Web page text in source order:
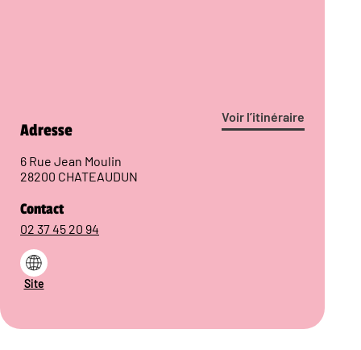
Voir l’itinéraire
Adresse
6 Rue Jean Moulin
28200 CHATEAUDUN
Contact
02 37 45 20 94
Site